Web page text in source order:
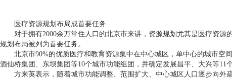
医疗资源规划布局成首要任务
对于拥有2000余万常住人口的北京市来讲，资源规划尤其是医疗资源
规划布局被列为首要任务。
北京市90%的优质医疗和教育资源集中在中心城区，单中心的城市空
酒仙桥集团、东坝集团等10个城市功能组团，并确定发展昌平、大兴等11
方来英表示，随着城市功能调整、范围扩大、中心城区人口逐步向